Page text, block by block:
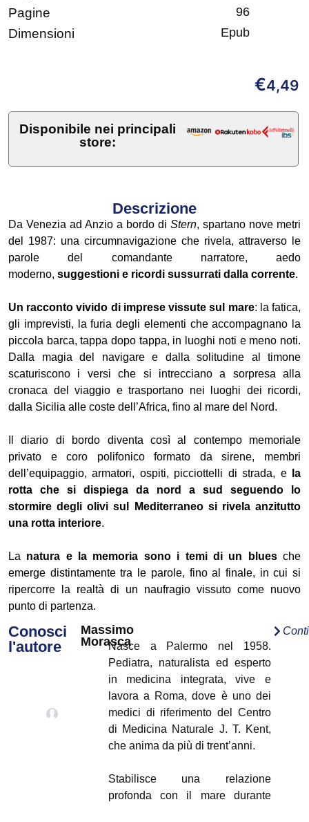
Pagine 96
Dimensioni Epub
€4,49
Disponibile nei principali
store:
Descrizione
Da Venezia ad Anzio a bordo di Stern, spartano nove metri
del 1987: una circumnavigazione che rivela, attraverso le
parole del comandante narratore, aedo
moderno, suggestioni e ricordi sussurrati dalla corrente.
Un racconto vivido di imprese vissute sul mare: la fatica,
gli imprevisti, la furia degli elementi che accompagnano la
piccola barca, tappa dopo tappa, in luoghi noti e meno noti.
Dalla magia del navigare e dalla solitudine al timone
scaturiscono i versi che si intrecciano a sorpresa alla
cronaca del viaggio e trasportano nei luoghi dei ricordi,
dalla Sicilia alle coste dell’Africa, fino al mare del Nord.
Il diario di bordo diventa così al contempo memoriale
privato e coro polifonico formato da sirene, membri
dell’equipaggio, armatori, ospiti, picciottelli di strada, e
la
rotta che si dispiega da nord a sud seguendo lo
stormire degli olivi sul Mediterraneo si rivela anzitutto
una rotta interiore.
La natura e la memoria sono i temi di un bluesche
emerge distintamente tra le parole, fino al finale, in cui si
ripercorre la realtà di un naufragio vissuto come nuovo
punto di partenza.
Conosci
l'autore
Massimo
MorascaNasce a Palermo nel 1958.
Pediatra, naturalista ed esperto
in medicina integrata, vive e
lavora a Roma, dove è uno dei
medici di riferimento del Centro
di Medicina Naturale J. T. Kent,
che anima da più di trent’anni.
Stabilisce una relazione
profonda con il mare durante